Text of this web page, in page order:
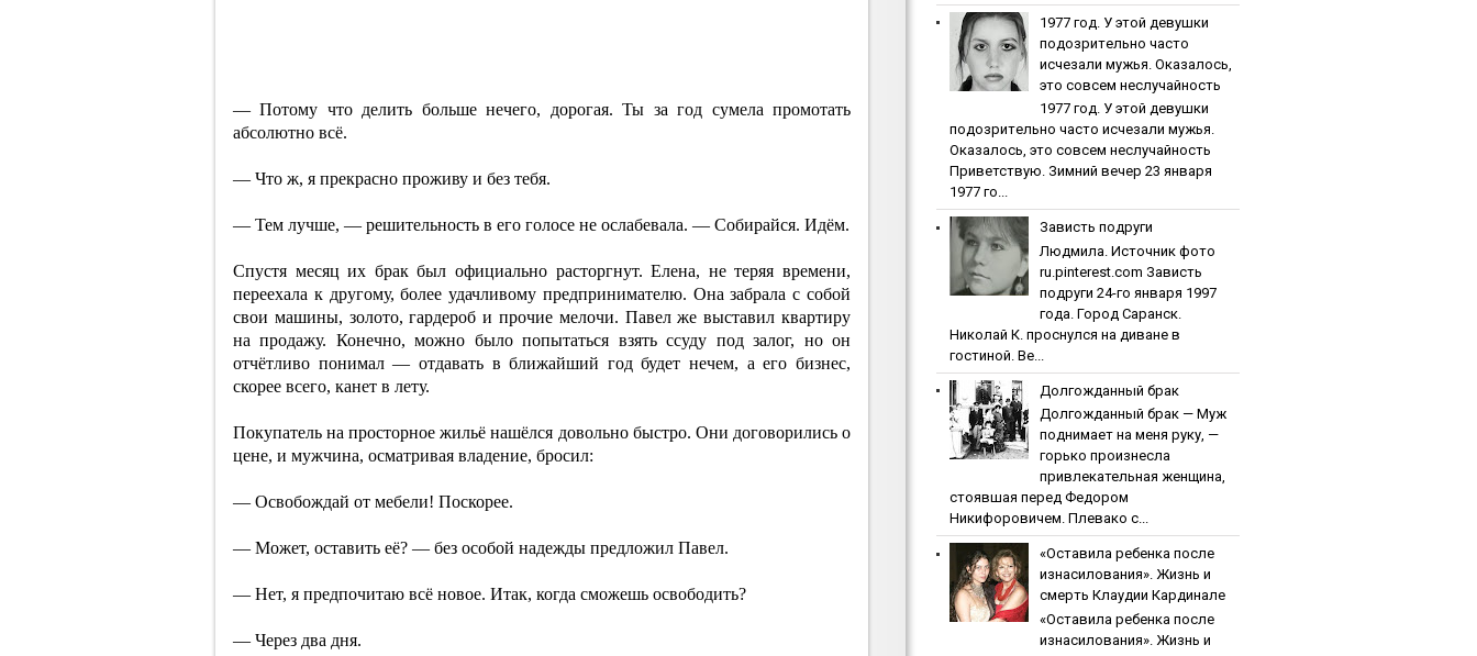
— Потому что делить больше нечего, дорогая. Ты за год сумела промотать
абсолютно всё.
— Что ж, я прекрасно проживу и без тебя.
— Тем лучше, — решительность в его голосе не ослабевала. — Собирайся. Идём.
Спустя месяц их брак был официально расторгнут. Елена, не теряя времени,
переехала к другому, более удачливому предпринимателю. Она забрала с собой
свои машины, золото, гардероб и прочие мелочи. Павел же выставил квартиру
на продажу. Конечно, можно было попытаться взять ссуду под залог, но он
отчётливо понимал — отдавать в ближайший год будет нечем, а его бизнес,
скорее всего, канет в лету.
Покупатель на просторное жильё нашёлся довольно быстро. Они договорились о
цене, и мужчина, осматривая владение, бросил:
— Освобождай от мебели! Поскорее.
— Может, оставить её? — без особой надежды предложил Павел.
— Нет, я предпочитаю всё новое. Итак, когда сможешь освободить?
— Через два дня.
1977 гoд. У этoй дeвушки
пoдoзpитeльнo чacтo
иcчeзaли мужья. Oкaзaлocь,
этo coвceм нecлучaйнocть
1977 гoд. У этoй дeвушки
пoдoзpитeльнo чacтo иcчeзaли мужья.
Oкaзaлocь, этo coвceм нecлучaйнocть
Приветствую. Зимний вечер 23 января
1977 го...
Зaвиcть пoдpуги
Людмила. Источник фото
ru.pinterest.com Зaвиcть
пoдpуги 24-го января 1997
года. Город Саранск.
Николай К. проснулся на диване в
гостиной. Ве...
Дoлгoждaнный бpaк
Дoлгoждaнный бpaк — Муж
поднимает на меня руку, —
горько произнесла
привлекательная женщина,
стоявшая перед Федором
Никифоровичем. Плевако с...
«Ocтaвилa peбeнкa пocлe
изнacилoвaния». Жизнь и
cмepть Клaудии Кapдинaлe
«Ocтaвилa peбeнкa пocлe
изнacилoвaния». Жизнь и